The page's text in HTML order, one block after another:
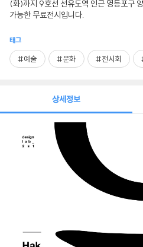
(화)까지 9호선 선유도역 인근 영등포구
가능한 무료전시입니다.
태그
#예술 #문화 #전시회
상세정보